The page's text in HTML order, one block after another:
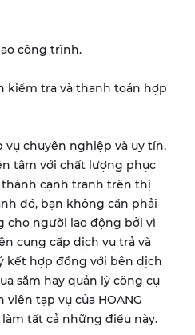
công trình.
kiểm tra và thanh toán hợp
vụ chuyên nghiệp và uy tín,
tâm với chất lượng phục
cạnh tranh trên thị
đó, bạn không cần phải
cho người lao động bởi vì
cung cấp dịch vụ trả và
kết hợp đồng với bên dịch
sắm hay quản lý công cụ
viên tạp vụ của HOANG
làm tất cả những điều này.